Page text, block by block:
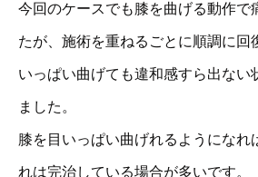
今回のケースでも膝を曲げる動作で
たが、施術を重ねるごとに順調に回
いっぱい曲げても違和感すら出ない
ました。
膝を目いっぱい曲げれるようになれ
れは完治している場合が多いです。